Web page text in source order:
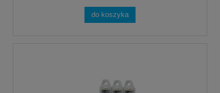
do koszyka